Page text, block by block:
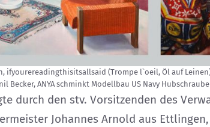
ifyourereadingthisitsallsaid (Trompe l`oeil, Öl auf
Becker, ANYA schminkt Modellbau US Navy
durch den stv. Vorsitzenden des
Johannes Arnold aus